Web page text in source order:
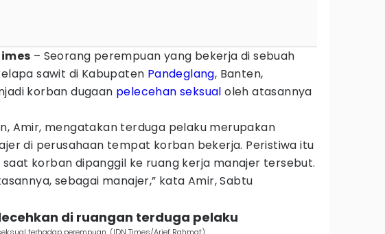
– Seorang perempuan yang bekerja di sebuah
sawit di Kabupaten Pandeglang, Banten,
korban dugaan pelecehan seksual oleh atasannya
Amir, mengatakan terduga pelaku merupakan
di perusahaan tempat korban bekerja. Peristiwa itu
korban dipanggil ke ruang kerja manajer tersebut.
sebagai manajer,” kata Amir, Sabtu
di ruangan terduga pelaku